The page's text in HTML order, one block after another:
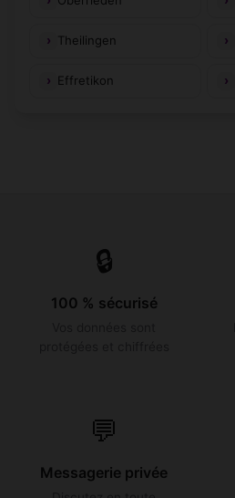
Theilingen
Effretikon
🔒
100 % sécurisé
💬
Messagerie privée